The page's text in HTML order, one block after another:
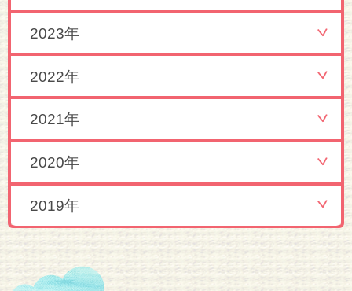
2023年
2022年
2021年
2020年
2019年